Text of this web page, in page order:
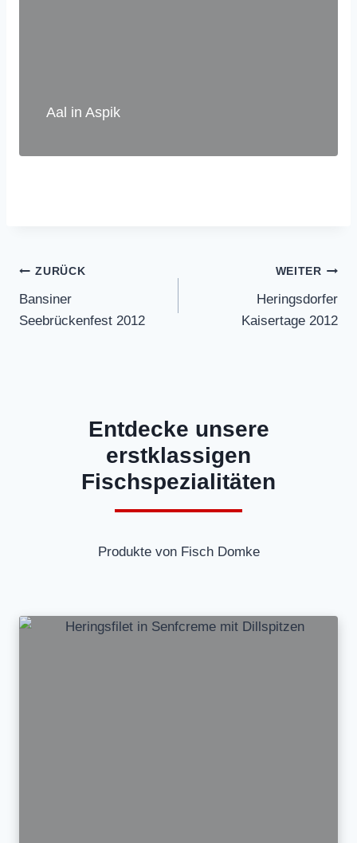
Aal in Aspik
Beitragsnavigation
ZURÜCK
Bansiner
Seebrückenfest 2012
WEITER
Heringsdorfer
Kaisertage 2012
Entdecke unsere
erstklassigen
Fischspezialitäten
Produkte von Fisch Domke